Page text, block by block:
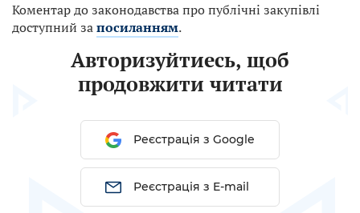
Коментар до законодавства про публічні закупівлі
доступний запосиланням.
Авторизуйтиесь, щоб
продовжити читати
Реєстрація з Google
Реєстрація з E-mail